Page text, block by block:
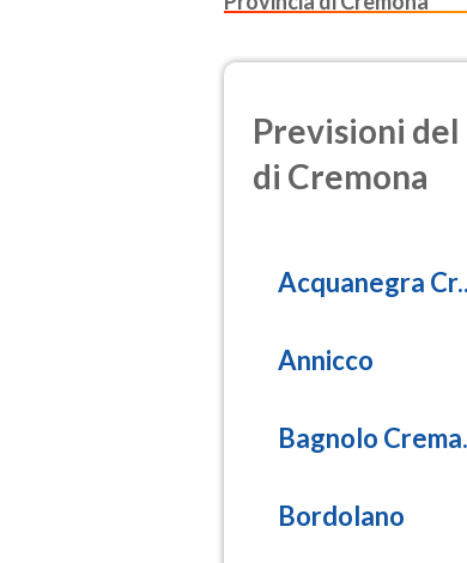
Previsioni
di Cremona
Acquanegra
Annicco
Bagnolo
Bordolano